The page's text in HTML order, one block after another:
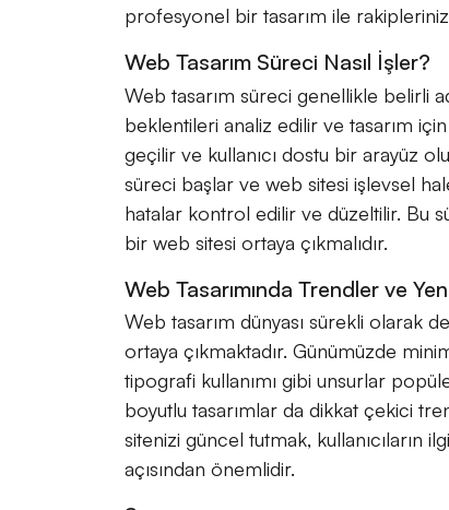
profesyonel bir tasarım ile rakipleriniz
Web Tasarım Süreci Nasıl İşler?
Web tasarım süreci genellikle belirli
beklentileri analiz edilir ve tasarım
geçilir ve kullanıcı dostu bir arayüz
süreci başlar ve web sitesi işlevsel
hatalar kontrol edilir ve düzeltilir. Bu
bir web sitesi ortaya çıkmalıdır.
Web Tasarımında Trendler ve
Web tasarım dünyası sürekli olarak
ortaya çıkmaktadır. Günümüzde
tipografi kullanımı gibi unsurlar
boyutlu tasarımlar da dikkat çekici
sitenizi güncel tutmak, kullanıcıların
açısından önemlidir.